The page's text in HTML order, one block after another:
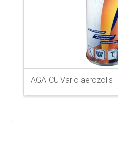
AGA-CU Vario aerozolis